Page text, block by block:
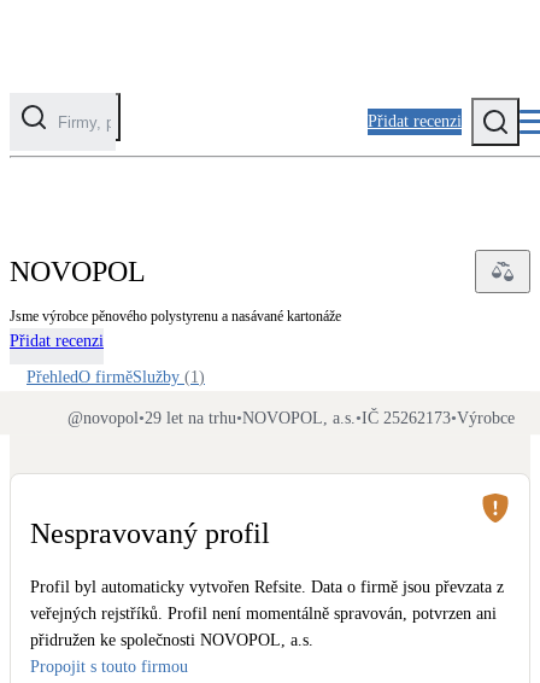
Přidat recenzi
Klimatizace pro vytápění
Dotační, energetické služby
Solární termický systém
Na přípravu teplé vody i přitápění
NOVOPOL
Jsme výrobce pěnového polystyrenu a nasávané kartonáže
Přidat recenzi
PřehledO firměSlužby (1)
@novopol•29 let na trhu•NOVOPOL, a.s.•IČ 25262173•Výrobce
Nespravovaný profil
Profil byl automaticky vytvořen Refsite. Data o firmě jsou převzata z
veřejných rejstříků. Profil není momentálně spravován, potvrzen ani
přidružen ke společnosti NOVOPOL, a.s.
Propojit s touto firmou